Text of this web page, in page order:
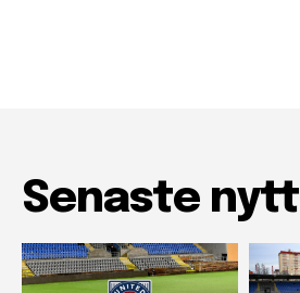
Senaste nytt